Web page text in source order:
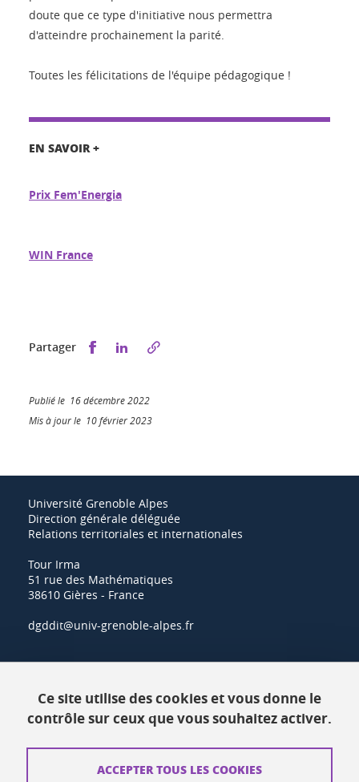
doute que ce type d'initiative nous permettra
d'atteindre prochainement la parité.
Toutes les félicitations de l'équipe pédagogique !
EN SAVOIR +
Prix Fem'Energia
WIN France
Partager Partager sur Facebook
Partager sur LinkedIn
Publié le 16 décembre 2022
Mis à jour le 10 février 2023
Université Grenoble Alpes
Direction générale déléguée
Relations territoriales et internationales
Tour Irma
51 rue des Mathématiques
38610 Gières - France
dgddit@univ-grenoble-alpes.fr
Ressources
Contacts
Plans d'accès
Ce site utilise des cookies et vous donne le
contrôle sur ceux que vous souhaitez activer.
ACCEPTER TOUS LES COOKIES